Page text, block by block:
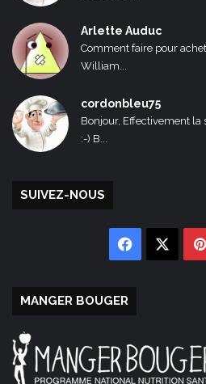
Arlette Auduc
Comment faire pour
William...
cordonbleu75
Bonjour, Effectivement la
:-) B...
SUIVEZ-NOUS
Facebook
MANGER BOUGER